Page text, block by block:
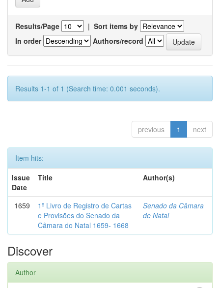
Results/Page | Sort items by
In order
Authors/record
Results 1-1 of 1 (Search time: 0.001 seconds).
previous 1 next
Item hits:
Issue
Date
Title Author(s)
1659
1º Livro de Registro de Cartas
e Provisões do Senado da
Câmara do Natal 1659- 1668
Senado da Câmara
de Natal
Discover
Author